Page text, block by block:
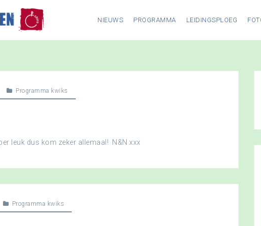
NIEUWS PROGRAMMA LEIDINGSPLOEG
Programma kwiks
leuk dus kom zeker allemaal! N&N xxx
Programma kwiks